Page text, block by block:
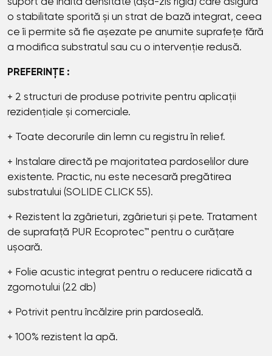
o stabilitate sporită și un strat de bază integrat, ceea
ce îi permite să fie așezate pe anumite suprafețe fără
a modifica substratul sau cu o intervenție redusă.
PREFERINȚE :
+ 2 structuri de produse potrivite pentru aplicații
rezidențiale și comerciale.
+ Toate decorurile din lemn cu registru în relief.
+ Instalare directă pe majoritatea pardoselilor dure
existente. Practic, nu este necesară pregătirea
substratului (SOLIDE CLICK 55).
+ Rezistent la zgârieturi, zgârieturi și pete. Tratament
de suprafață PUR Ecoprotec™ pentru o curățare
ușoară.
+ Folie acustic integrat pentru o reducere ridicată a
zgomotului (22 db)
+ Potrivit pentru încălzire prin pardoseală.
+ 100% rezistent la apă.